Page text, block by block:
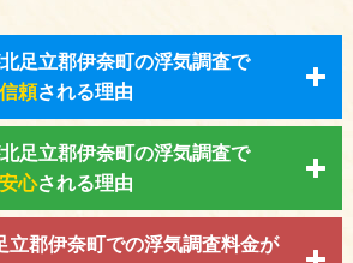
足立郡伊奈町の浮気調査で
信頼される理由
足立郡伊奈町の浮気調査で
安心される理由
立郡伊奈町での浮気調査料金が